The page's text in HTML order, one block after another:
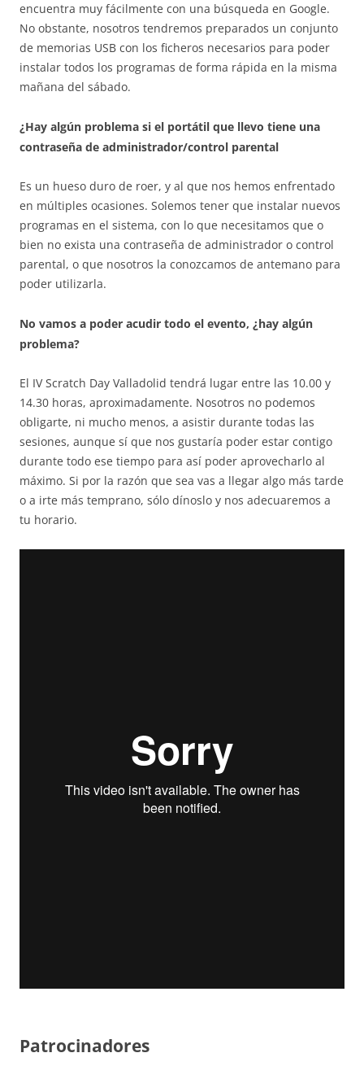
encuentra muy fácilmente con una búsqueda en Google.
No obstante, nosotros tendremos preparados un conjunto
de memorias USB con los ficheros necesarios para poder
instalar todos los programas de forma rápida en la misma
mañana del sábado.
¿Hay algún problema si el portátil que llevo tiene una
contraseña de administrador/control parental
Es un hueso duro de roer, y al que nos hemos enfrentado
en múltiples ocasiones. Solemos tener que instalar nuevos
programas en el sistema, con lo que necesitamos que o
bien no exista una contraseña de administrador o control
parental, o que nosotros la conozcamos de antemano para
poder utilizarla.
No vamos a poder acudir todo el evento, ¿hay algún
problema?
El IV Scratch Day Valladolid tendrá lugar entre las 10.00 y
14.30 horas, aproximadamente. Nosotros no podemos
obligarte, ni mucho menos, a asistir durante todas las
sesiones, aunque sí que nos gustaría poder estar contigo
durante todo ese tiempo para así poder aprovecharlo al
máximo. Si por la razón que sea vas a llegar algo más tarde
o a irte más temprano, sólo dínoslo y nos adecuaremos a
tu horario.
Patrocinadores